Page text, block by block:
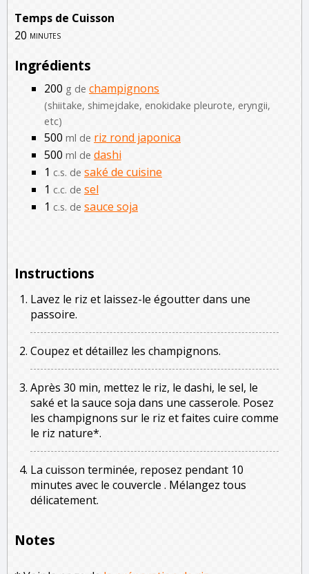
Temps de Cuisson
20 minutes
Ingrédients
200 g de champignons
(shiitake, shimejdake, enokidake pleurote, eryngii,
etc)
500 ml de riz rond japonica
500 ml de dashi
1 c.s. de saké de cuisine
1 c.c. de sel
1 c.s. de sauce soja
Instructions
Lavez le riz et laissez-le égoutter dans une
passoire.
Coupez et détaillez les champignons.
Après 30 min, mettez le riz, le dashi, le sel, le
saké et la sauce soja dans une casserole. Posez
les champignons sur le riz et faites cuire comme
le riz nature*.
La cuisson terminée, reposez pendant 10
minutes avec le couvercle . Mélangez tous
délicatement.
Notes